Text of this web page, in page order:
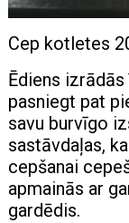
Cep kotletes
Ēdiens
pasniegt pat
savu burvīgo
sastāvdaļas,
cepšanai
apmainās ar
gardēdis.